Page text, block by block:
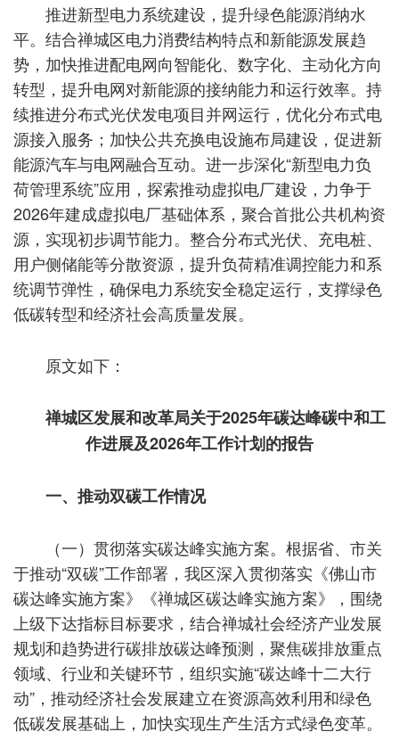
推进新型电力系统建设，提升绿色能源消纳水
平。结合禅城区电力消费结构特点和新能源发展趋
势，加快推进配电网向智能化、数字化、主动化方向
转型，提升电网对新能源的接纳能力和运行效率。持
续推进分布式光伏发电项目并网运行，优化分布式电
源接入服务；加快公共充换电设施布局建设，促进新
能源汽车与电网融合互动。进一步深化“新型电力负
荷管理系统”应用，探索推动虚拟电厂建设，力争于
2026年建成虚拟电厂基础体系，聚合首批公共机构资
源，实现初步调节能力。整合分布式光伏、充电桩、
用户侧储能等分散资源，提升负荷精准调控能力和系
统调节弹性，确保电力系统安全稳定运行，支撑绿色
低碳转型和经济社会高质量发展。
原文如下：
禅城区发展和改革局关于2025年碳达峰碳中和工
作进展及2026年工作计划的报告
一、推动双碳工作情况
（一）贯彻落实碳达峰实施方案。根据省、市关
于推动“双碳”工作部署，我区深入贯彻落实《佛山市
碳达峰实施方案》《禅城区碳达峰实施方案》，围绕
上级下达指标目标要求，结合禅城社会经济产业发展
规划和趋势进行碳排放碳达峰预测，聚焦碳排放重点
领域、行业和关键环节，组织实施“碳达峰十二大行
动”，推动经济社会发展建立在资源高效利用和绿色
低碳发展基础上，加快实现生产生活方式绿色变革。